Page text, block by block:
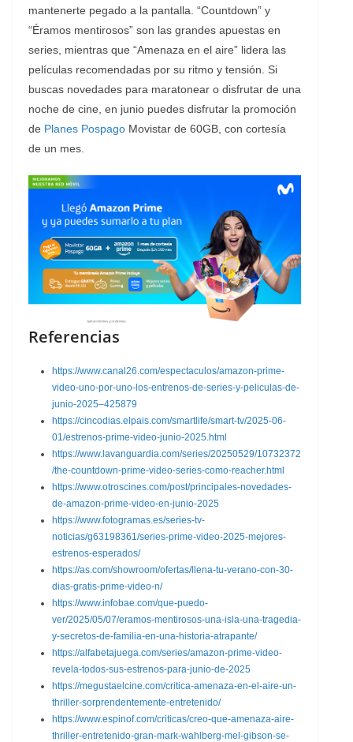
mantenerte pegado a la pantalla. “Countdown” y
“Éramos mentirosos” son las grandes apuestas en
series, mientras que “Amenaza en el aire” lidera las
películas recomendadas por su ritmo y tensión. Si
buscas novedades para maratonear o disfrutar de una
noche de cine, en junio puedes disfrutar la promoción
de Planes Pospago Movistar de 60GB, con cortesía
de un mes.
Referencias
https://www.canal26.com/espectaculos/amazon-prime-
video-uno-por-uno-los-entrenos-de-series-y-peliculas-de-
junio-2025–425879
https://cincodias.elpais.com/smartlife/smart-tv/2025-06-
01/estrenos-prime-video-junio-2025.html
https://www.lavanguardia.com/series/20250529/10732372
/the-countdown-prime-video-series-como-reacher.html
https://www.otroscines.com/post/principales-novedades-
de-amazon-prime-video-en-junio-2025
https://www.fotogramas.es/series-tv-
noticias/g63198361/series-prime-video-2025-mejores-
estrenos-esperados/
https://as.com/showroom/ofertas/llena-tu-verano-con-30-
dias-gratis-prime-video-n/
https://www.infobae.com/que-puedo-
ver/2025/05/07/eramos-mentirosos-una-isla-una-tragedia-
y-secretos-de-familia-en-una-historia-atrapante/
https://alfabetajuega.com/series/amazon-prime-video-
revela-todos-sus-estrenos-para-junio-de-2025
https://megustaelcine.com/critica-amenaza-en-el-aire-un-
thriller-sorprendentemente-entretenido/
https://www.espinof.com/criticas/creo-que-amenaza-aire-
thriller-entretenido-gran-mark-wahlberg-mel-gibson-se-